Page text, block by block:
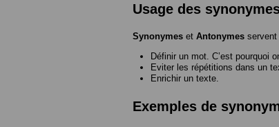
Usage des
Synonymes et Antonymes servent
Définir un mot. C’est pourquoi
Eviter les répétitions dans un
Enrichir un texte.
Exemples de